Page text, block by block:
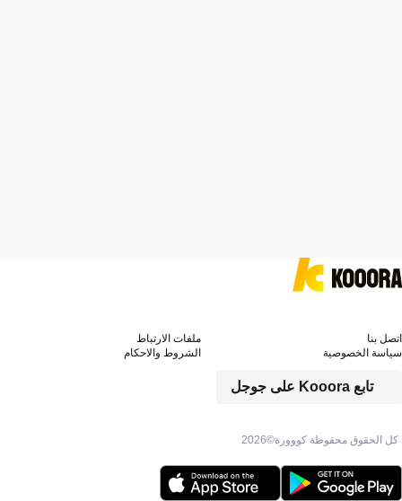
كل الحقوق محفوظة كووورة©2026
تابع Kooora على جوجل
اتصل بنا
ملفات الارتباط
سياسة الخصوصية
الشروط والاحكام